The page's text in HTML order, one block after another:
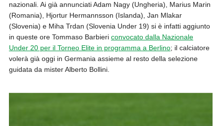
nazionali. Ai già annunciati Adam Nagy (Ungheria), Marius Marin
(Romania), Hjortur Hermannsson (Islanda), Jan Mlakar
(Slovenia) e Miha Trdan (Slovenia Under 19) si è infatti aggiunto
in queste ore Tommaso Barbieri convocato dalla Nazionale
Under 20 per il Torneo Elite in programma a Berlino; il calciatore
volerà già oggi in Germania assieme al resto della selezione
guidata da mister Alberto Bollini.